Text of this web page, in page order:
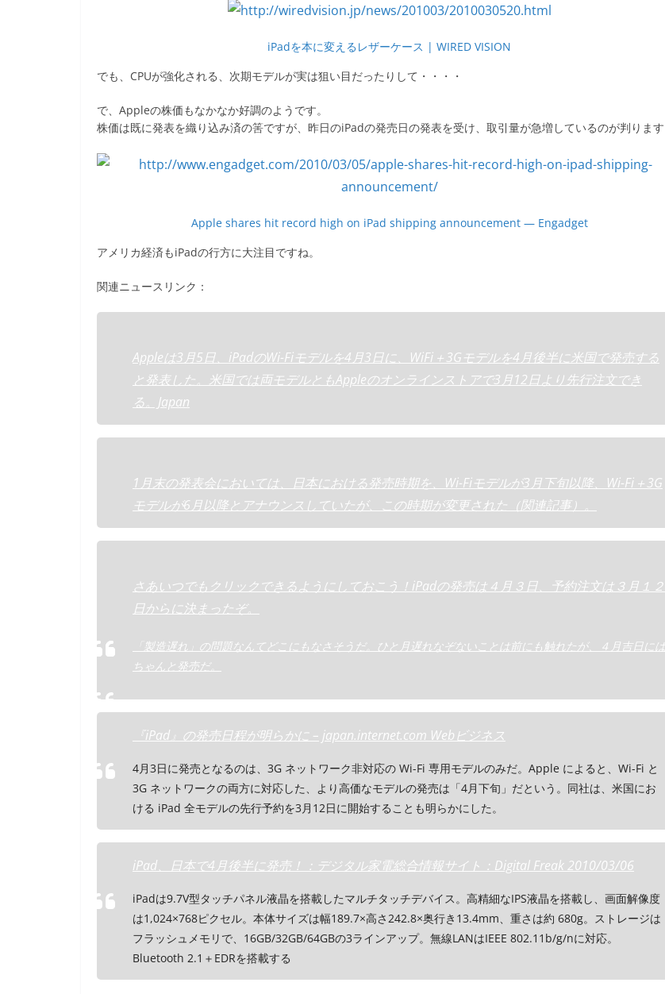
iPadを本に変えるレザーケース | WIRED VISION
でも、CPUが強化される、次期モデルが実は狙い目だったりして・・・・
で、Appleの株価もなかなか好調のようです。
株価は既に発表を織り込み済の筈ですが、昨日のiPadの発売日の発表を受け、取引量が急増しているのが判ります
Apple shares hit record high on iPad shipping announcement — Engadget
アメリカ経済もiPadの行方に大注目ですね。
関連ニュースリンク：
Appleは3月5日、iPadのWi-Fiモデルを4月3日に、WiFi＋3Gモデルを4月後半に米国で発売する
と発表した。米国では両モデルともAppleのオンラインストアで3月12日より先行注文でき
る。Japan
1月末の発表会においては、日本における発売時期を、Wi-Fiモデルが3月下旬以降、Wi-Fi＋3G
モデルが6月以降とアナウンスしていたが、この時期が変更された（関連記事）。
さあいつでもクリックできるようにしておこう！iPadの発売は４月３日、予約注文は３月１２
日からに決まったぞ。
「製造遅れ」の問題なんてどこにもなさそうだ。ひと月遅れなぞないことは前にも触れたが、４月吉日には
ちゃんと発売だ。
『iPad』の発売日程が明らかに – japan.internet.com Webビジネス
4月3日に発売となるのは、3G ネットワーク非対応の Wi-Fi 専用モデルのみだ。Apple によると、Wi-Fi と
3G ネットワークの両方に対応した、より高価なモデルの発売は「4月下旬」だという。同社は、米国にお
ける iPad 全モデルの先行予約を3月12日に開始することも明らかにした。
iPad、日本で4月後半に発売！：デジタル家電総合情報サイト：Digital Freak 2010/03/06
iPadは9.7V型タッチパネル液晶を搭載したマルチタッチデバイス。高精細なIPS液晶を搭載し、画面解像度
は1,024×768ピクセル。本体サイズは幅189.7×高さ242.8×奥行き13.4mm、重さは約 680g。ストレージは
フラッシュメモリで、16GB/32GB/64GBの3ラインアップ。無線LANはIEEE 802.11b/g/nに対応。
Bluetooth 2.1＋EDRを搭載する